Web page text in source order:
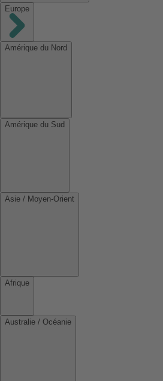
Europe
Amérique du Nord
Amérique du Sud
Asie / Moyen-Orient
Afrique
Australie / Océanie